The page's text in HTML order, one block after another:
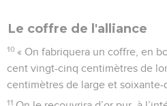
Le coffre de l'alliance
10 « On fabriquera un coffre, en
cent vingt-cinq centimètres de
centimètres de large et
11